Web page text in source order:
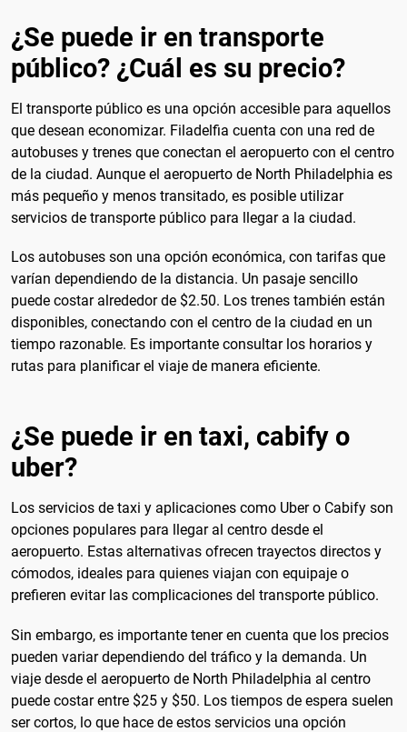
¿Se puede ir en transporte
público? ¿Cuál es su precio?
El transporte público es una opción accesible para aquellos
que desean economizar. Filadelfia cuenta con una red de
autobuses y trenes que conectan el aeropuerto con el centro
de la ciudad. Aunque el aeropuerto de North Philadelphia es
más pequeño y menos transitado, es posible utilizar
servicios de transporte público para llegar a la ciudad.
Los autobuses son una opción económica, con tarifas que
varían dependiendo de la distancia. Un pasaje sencillo
puede costar alrededor de $2.50. Los trenes también están
disponibles, conectando con el centro de la ciudad en un
tiempo razonable. Es importante consultar los horarios y
rutas para planificar el viaje de manera eficiente.
¿Se puede ir en taxi, cabify o
uber?
Los servicios de taxi y aplicaciones como Uber o Cabify son
opciones populares para llegar al centro desde el
aeropuerto. Estas alternativas ofrecen trayectos directos y
cómodos, ideales para quienes viajan con equipaje o
prefieren evitar las complicaciones del transporte público.
Sin embargo, es importante tener en cuenta que los precios
pueden variar dependiendo del tráfico y la demanda. Un
viaje desde el aeropuerto de North Philadelphia al centro
puede costar entre $25 y $50. Los tiempos de espera suelen
ser cortos, lo que hace de estos servicios una opción